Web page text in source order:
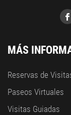
MÁS
Reservas de
Paseos Virtuales
Visitas Guiadas